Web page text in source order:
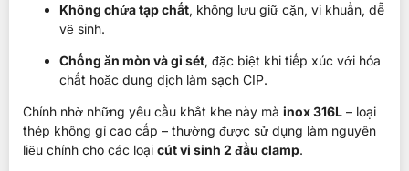
Không chứa tạp chất, không lưu giữ cặn, vi khuẩn, dễ
vệ sinh.
Chống ăn mòn và gỉ sét, đặc biệt khi tiếp xúc với hóa
chất hoặc dung dịch làm sạch CIP.
Chính nhờ những yêu cầu khắt khe này mà inox 316L – loại
thép không gỉ cao cấp – thường được sử dụng làm nguyên
liệu chính cho các loại cút vi sinh 2 đầu clamp.